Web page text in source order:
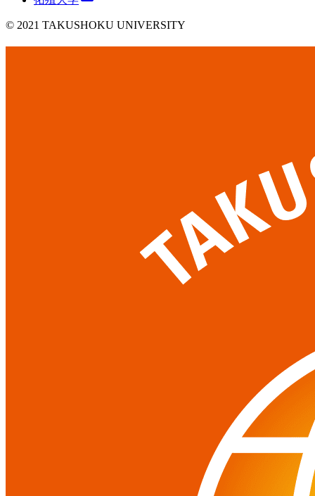
© 2021 TAKUSHOKU UNIVERSITY